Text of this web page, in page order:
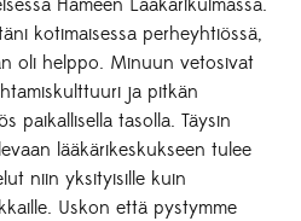
Hämeen Lääkärikulmassa.
kotimaisessa perheyhtiössä,
oli helppo. Minuun vetosivat
ja pitkän
paikallisella tasolla. Täysin
lääkärikeskukseen tulee
niin yksityisille kuin
Uskon että pystymme